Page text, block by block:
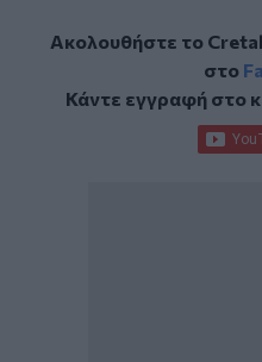
Ακολουθήστε το
στο
Κάντε εγγραφή στο